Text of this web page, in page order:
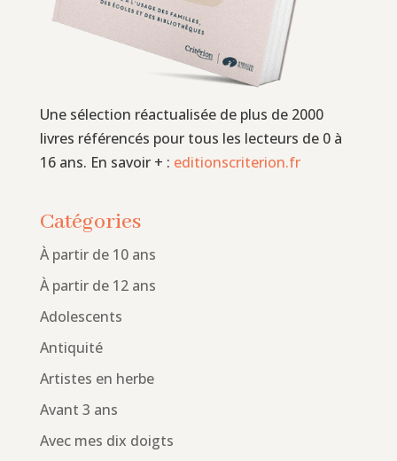
Une sélection réactualisée de plus de 2000
livres référencés pour tous les lecteurs de 0 à
16 ans. En savoir + : editionscriterion.fr
Catégories
À partir de 10 ans
À partir de 12 ans
Adolescents
Antiquité
Artistes en herbe
Avant 3 ans
Avec mes dix doigts